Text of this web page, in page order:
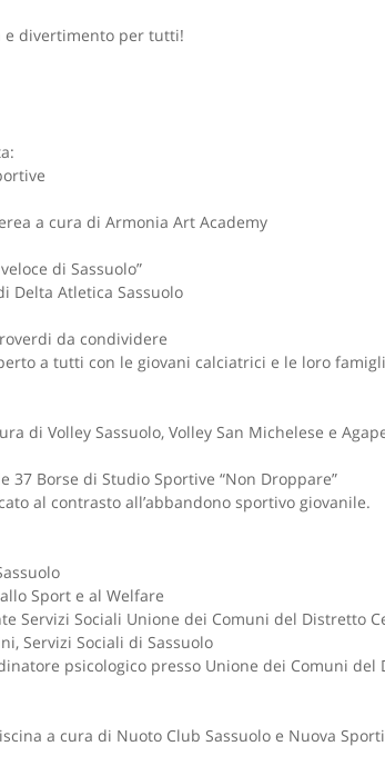
e divertimento per tutti!
a cura di Armonia Art Academy
di Sassuolo”
Delta Atletica Sassuolo
da condividere
a tutti con le giovani calciatrici e le loro
di Volley Sassuolo, Volley San Michelese e
37 Borse di Studio Sportive “Non Droppare”
al contrasto all’abbandono sportivo giovanile.
Sport e al Welfare
Servizi Sociali Unione dei Comuni del Distretto
Servizi Sociali di Sassuolo
psicologico presso Unione dei Comuni del
a cura di Nuoto Club Sassuolo e Nuova